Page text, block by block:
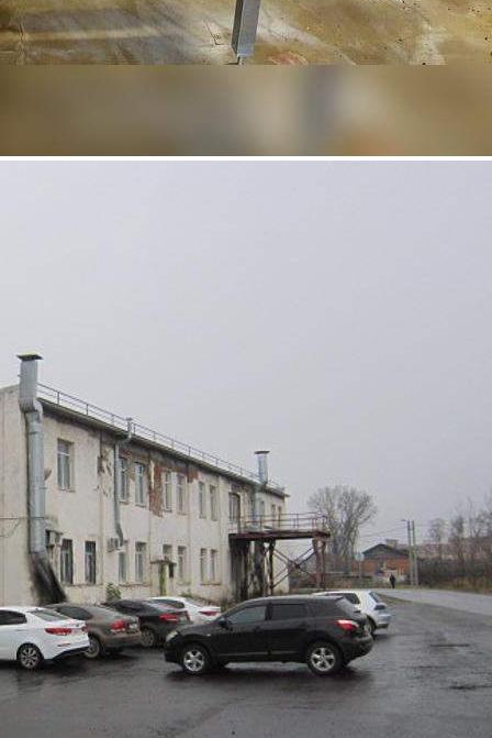
Срочная продажа! Продажа бизнеса площадью 25000 м2.
Бизнес располагается в 1-этажном здании на 1 этаже.
[#3930446#]
649 (+1)
Навигация
Характеристики
О помещении
Где находится
Контакты
Другие объявления
Характеристики помещения
№ объявления
98300
Дата размещения
05.08.2022
Город